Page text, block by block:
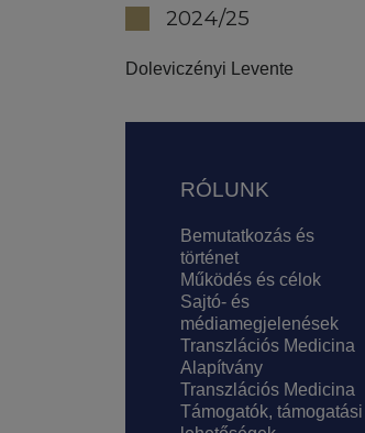
2024/25
Doleviczényi Levente
Lábléc
RÓLUNK
Bemutatkozás és
történet
Működés és célok
Sajtó- és
médiamegjelenések
Transzlációs Medicina
Alapítvány
Transzlációs Medicina
Támogatók, támogatási